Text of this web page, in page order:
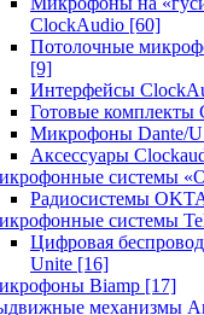
ClockAudio [60]
Потолочные
[9]
Интерфейсы
Готовые комплекты
Микрофоны Dante/
Аксессуары
системы
Радиосистемы
системы
Цифровая
Unite [16]
Biamp [17]
механизмы